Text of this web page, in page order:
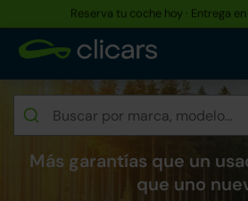
Hasta un 30% más barato
Más garantías que un
que uno